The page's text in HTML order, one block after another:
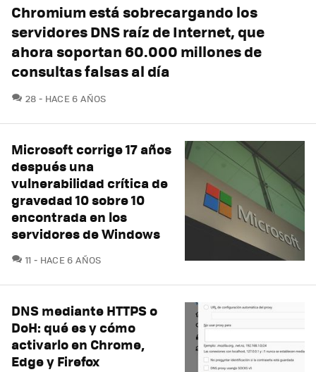
Chromium está sobrecargando los
servidores DNS raíz de Internet, que
ahora soportan 60.000 millones de
consultas falsas al día
28 COMENTARIOS
HACE 6 AÑOS
Microsoft corrige 17 años
después una
vulnerabilidad crítica de
gravedad 10 sobre 10
encontrada en los
servidores de Windows
11 COMENTARIOS
HACE 6 AÑOS
DNS mediante HTTPS o
DoH: qué es y cómo
activarlo en Chrome,
Edge y Firefox